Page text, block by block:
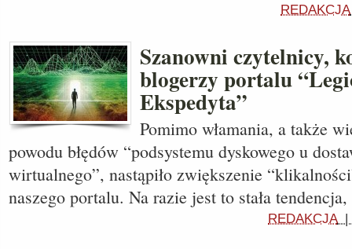
REDAKCJA
Szanowni czytelnicy,
blogerzy portalu
Ekspedyta”
Pomimo włamania, a także
powodu błędów “podsystemu dyskowego u
wirtualnego”, nastąpiło zwiększenie
naszego portalu. Na razie jest to stała
REDAKCJA